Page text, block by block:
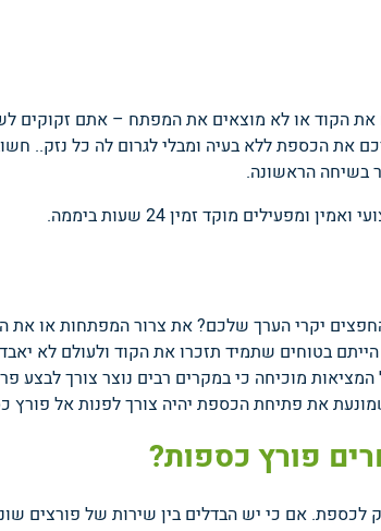
הקוד או לא מוצאים את המפתח – אתם זקוקים
את הכספת ללא בעיה ומבלי לגרום לה כל נזק..
בשיחה הראשונה.
מוקד זמין 24 שעות ביממה.
יקרי הערך שלכם? את צרור המפתחות או
בטוחים שתמיד תזכרו את הקוד ולעולם לא
מוכיחה כי במקרים רבים נוצר צורך לבצע
את פתיחת הכספת יהיה צורך לפנות אל פורץ
פורץ כספות?
לכספת. אם כי יש הבדלים בין שירות של פורצים